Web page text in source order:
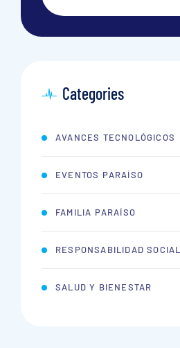
Categories
AVANCES TECNOLÓGICOS
EVENTOS PARAÍSO
FAMILIA PARAÍSO
RESPONSABILIDAD SOCIAL
SALUD Y BIENESTAR